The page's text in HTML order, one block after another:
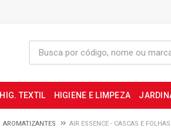
HIG. TEXTIL HIGIENE E LIMPEZA
AROMATIZANTES AIR ESSENCE - CASCAS E